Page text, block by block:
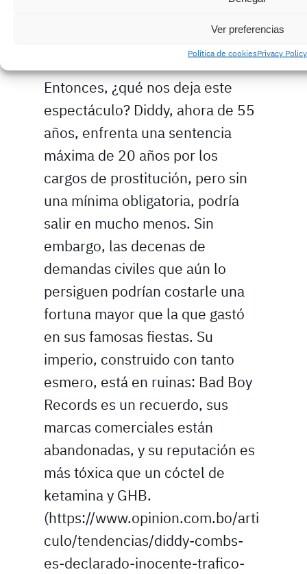
Ver preferencias
Política de cookiesPrivacy Policy
Entonces, ¿qué nos deja este
espectáculo? Diddy, ahora de 55
años, enfrenta una sentencia
máxima de 20 años por los
cargos de prostitución, pero sin
una mínima obligatoria, podría
salir en mucho menos. Sin
embargo, las decenas de
demandas civiles que aún lo
persiguen podrían costarle una
fortuna mayor que la que gastó
en sus famosas fiestas. Su
imperio, construido con tanto
esmero, está en ruinas: Bad Boy
Records es un recuerdo, sus
marcas comerciales están
abandonadas, y su reputación es
más tóxica que un cóctel de
ketamina y GHB.
(https://www.opinion.com.bo/arti
culo/tendencias/diddy-combs-
es-declarado-inocente-trafico-